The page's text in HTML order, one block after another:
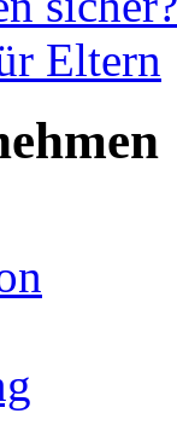
Eltern